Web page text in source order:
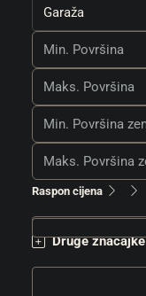
Garaža
Raspon cijena
Druge značajke